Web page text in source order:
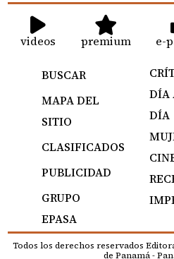
videos premium e-
BUSCAR
MAPA DEL
SITIO
CLASIFICADOS
PUBLICIDAD
GRUPO
EPASA
DÍA
DÍA
Todos los derechos reservados
de Panamá -